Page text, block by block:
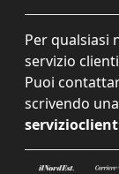
Per qualsiasi
servizio
Puoi
scrivendo